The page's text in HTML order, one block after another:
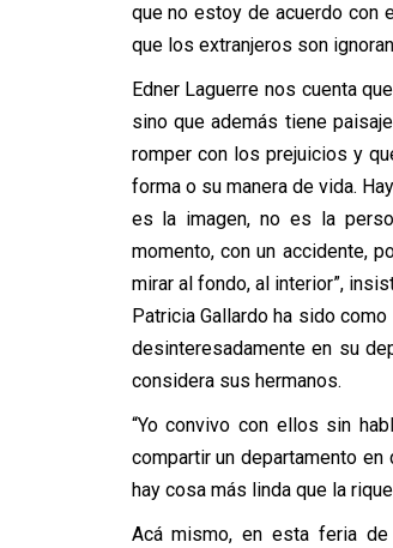
que no estoy de acuerdo con
que los extranjeros son
Edner Laguerre nos cuenta
sino que además tiene
romper con los prejuicios y
forma o su manera de vida.
es la imagen, no es la
momento, con un accidente,
mirar al fondo, al interior”,
Patricia Gallardo ha sido
desinteresadamente en su
considera sus hermanos.
“Yo convivo con ellos sin
compartir un departamento
hay cosa más linda que la
Acá mismo, en esta feria